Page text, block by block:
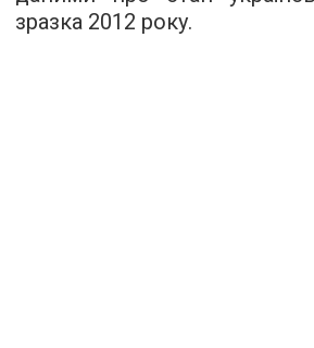
зразка 2012 року.